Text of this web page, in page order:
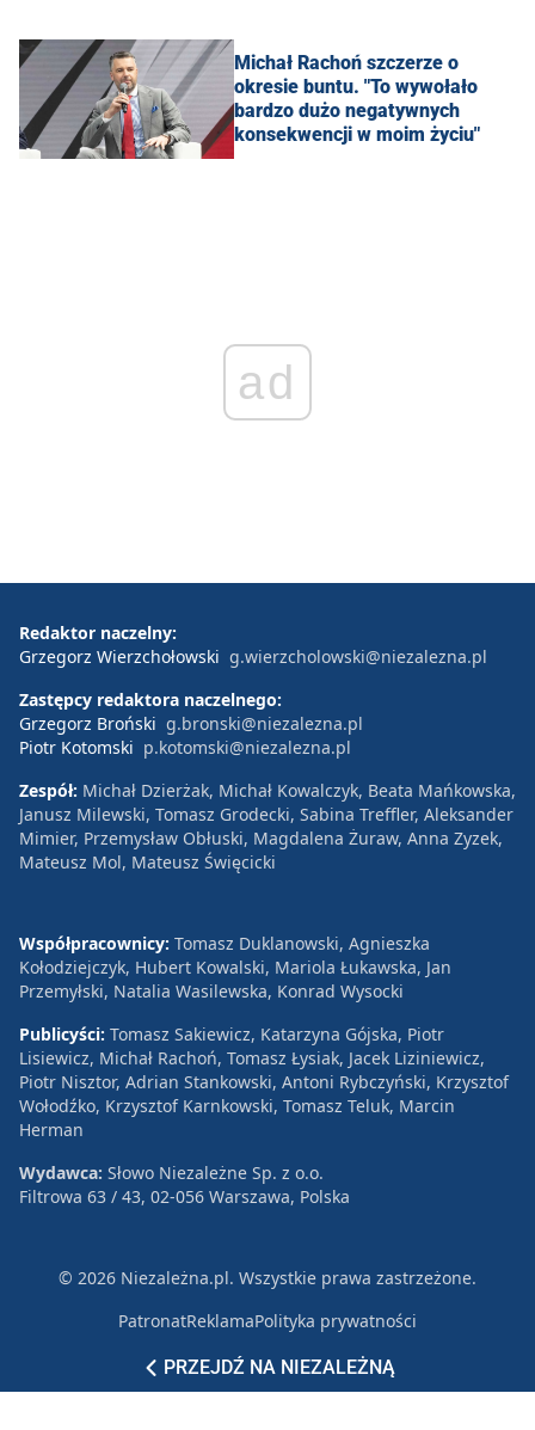
Michał Rachoń szczerze o
okresie buntu. "To wywołało
bardzo dużo negatywnych
konsekwencji w moim życiu"
ad
PRZEJDŹ NA NIEZALEŻNĄ
Redaktor naczelny:
Grzegorz Wierzchołowski g.wierzcholowski@niezalezna.pl
Zastępcy redaktora naczelnego:
Grzegorz Broński g.bronski@niezalezna.pl
Piotr Kotomski p.kotomski@niezalezna.pl
Zespół: Michał Dzierżak, Michał Kowalczyk, Beata Mańkowska,
Janusz Milewski, Tomasz Grodecki, Sabina Treffler, Aleksander
Mimier, Przemysław Obłuski, Magdalena Żuraw, Anna Zyzek,
Mateusz Mol, Mateusz Święcicki
Współpracownicy: Tomasz Duklanowski, Agnieszka
Kołodziejczyk, Hubert Kowalski, Mariola Łukawska, Jan
Przemyłski, Natalia Wasilewska, Konrad Wysocki
Publicyści: Tomasz Sakiewicz, Katarzyna Gójska, Piotr
Lisiewicz, Michał Rachoń, Tomasz Łysiak, Jacek Liziniewicz,
Piotr Nisztor, Adrian Stankowski, Antoni Rybczyński, Krzysztof
Wołodźko, Krzysztof Karnkowski, Tomasz Teluk, Marcin
Herman
Wydawca: Słowo Niezależne Sp. z o.o.
Filtrowa 63 / 43, 02-056 Warszawa, Polska
© 2026 Niezależna.pl. Wszystkie prawa zastrzeżone.
PatronatReklamaPolityka prywatności